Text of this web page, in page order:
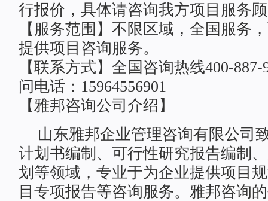
行报价，具体请咨询我方项目服务
【服务范围】不限区域，全国服务
提供项目咨询服务。
【联系方式】全国咨询热线400-
问电话：15964556901
【雅邦咨询公司介绍】
山东雅邦企业管理咨询有限公司
计划书编制、可行性研究报告编制
划等领域，专业于为企业提供项目
目专项报告等咨询服务。雅邦咨询